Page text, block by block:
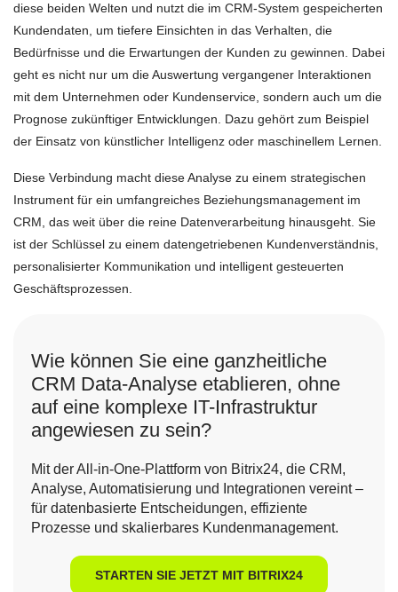
diese beiden Welten und nutzt die im CRM-System gespeicherten
Kundendaten, um tiefere Einsichten in das Verhalten, die
Bedürfnisse und die Erwartungen der Kunden zu gewinnen. Dabei
geht es nicht nur um die Auswertung vergangener Interaktionen
mit dem Unternehmen oder Kundenservice, sondern auch um die
Prognose zukünftiger Entwicklungen. Dazu gehört zum Beispiel
der Einsatz von künstlicher Intelligenz oder maschinellem Lernen.
Diese Verbindung macht diese Analyse zu einem strategischen
Instrument für ein umfangreiches Beziehungsmanagement im
CRM, das weit über die reine Datenverarbeitung hinausgeht. Sie
ist der Schlüssel zu einem datengetriebenen Kundenverständnis,
personalisierter Kommunikation und intelligent gesteuerten
Geschäftsprozessen.
Wie können Sie eine ganzheitliche
CRM Data-Analyse etablieren, ohne
auf eine komplexe IT-Infrastruktur
angewiesen zu sein?
Mit der All-in-One-Plattform von Bitrix24, die CRM,
Analyse, Automatisierung und Integrationen vereint –
für datenbasierte Entscheidungen, effiziente
Prozesse und skalierbares Kundenmanagement.
STARTEN SIE JETZT MIT BITRIX24